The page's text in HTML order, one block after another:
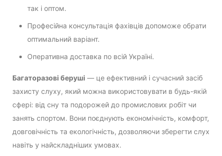
так і оптом.
Професійна консультація фахівців допоможе обрати
оптимальний варіант.
Оперативна доставка по всій Україні.
Багаторазові беруші — це ефективний і сучасний засіб
захисту слуху, який можна використовувати в будь-якій
сфері: від сну та подорожей до промислових робіт чи
занять спортом. Вони поєднують економічність, комфорт,
довговічність та екологічність, дозволяючи зберегти слух
навіть у найскладніших умовах.